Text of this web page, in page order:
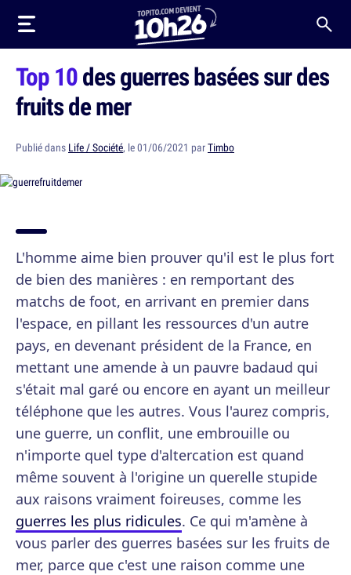
Top 10des guerres basées sur des
fruits de mer
Publié dans Life / Société, le 01/06/2021 parTimbo
L'homme aime bien prouver qu'il est le plus fort
de bien des manières : en remportant des
matchs de foot, en arrivant en premier dans
l'espace, en pillant les ressources d'un autre
pays, en devenant président de la France, en
mettant une amende à un pauvre badaud qui
s'était mal garé ou encore en ayant un meilleur
téléphone que les autres. Vous l'aurez compris,
une guerre, un conflit, une embrouille ou
n'importe quel type d'altercation est quand
même souvent à l'origine un querelle stupide
aux raisons vraiment foireuses, comme les
guerres les plus ridicules. Ce qui m'amène à
vous parler des guerres basées sur les fruits de
mer, parce que c'est une raison comme une